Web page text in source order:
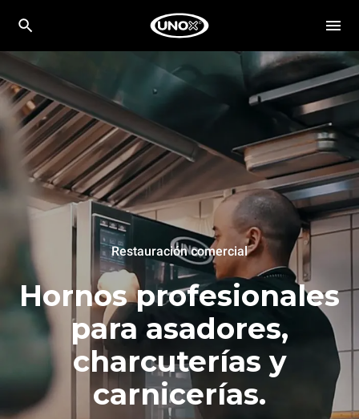
Restauración comercial
Hornos profesionales
para asadores,
charcuterías y
carnicerías.